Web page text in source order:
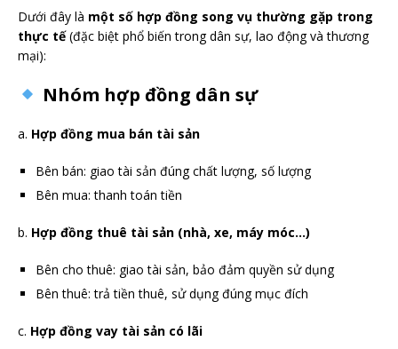
Dưới đây là một số hợp đồng song vụ thường gặp trong
thực tế(đặc biệt phổ biến trong dân sự, lao động và thương
mại):
Nhóm hợp đồng dân sự
a. Hợp đồng mua bán tài sản
Bên bán: giao tài sản đúng chất lượng, số lượng
Bên mua: thanh toán tiền
b. Hợp đồng thuê tài sản (nhà, xe, máy móc…)
Bên cho thuê: giao tài sản, bảo đảm quyền sử dụng
Bên thuê: trả tiền thuê, sử dụng đúng mục đích
c. Hợp đồng vay tài sản có lãi